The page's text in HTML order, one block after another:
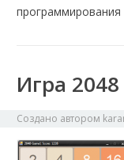
программирования
Игра 2048
Создано автором